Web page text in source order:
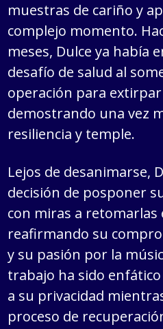
muestras de cariño y
complejo momento.
meses, Dulce ya había
desafío de salud al
operación para
demostrando una vez
resiliencia y temple.
Lejos de desanimarse,
decisión de posponer
con miras a retomarlas
reafirmando su
y su pasión por la
trabajo ha sido
a su privacidad
proceso de